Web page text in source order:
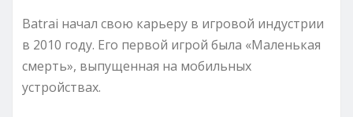
Batrai начал свою карьеру в игровой индустрии
в 2010 году. Его первой игрой была «Маленькая
смерть», выпущенная на мобильных
устройствах.